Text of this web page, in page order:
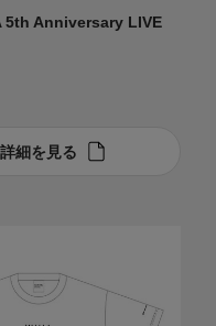
5th Anniversary LIVE
細を見る